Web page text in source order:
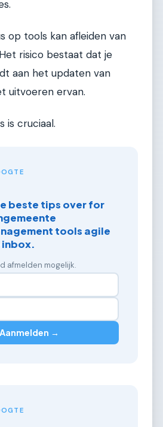
op tools kan afleiden van
risico bestaat dat je
aan het updaten van
uitvoeren ervan.
is cruciaal.
beste tips over for
tools agile
inbox.
afmelden mogelijk.
Aanmelden →